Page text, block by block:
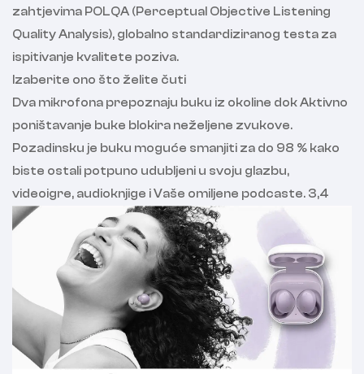
zahtjevima POLQA (Perceptual Objective Listening
Quality Analysis), globalno standardiziranog testa za
ispitivanje kvalitete poziva.
Izaberite ono što želite čuti
Dva mikrofona prepoznaju buku iz okoline dok Aktivno
poništavanje buke blokira neželjene zvukove.
Pozadinsku je buku moguće smanjiti za do 98 % kako
biste ostali potpuno udubljeni u svoju glazbu,
videoigre, audioknjige i Vaše omiljene podcaste. 3,4